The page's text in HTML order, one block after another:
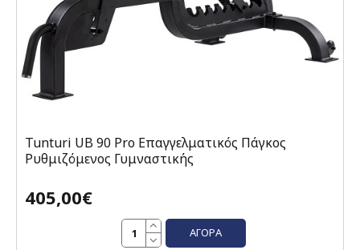
Tunturi UB 90 Pro Επαγγελματικός Πάγκος
Ρυθμιζόμενος Γυμναστικής
405,00€
ΑΓΟΡΆ